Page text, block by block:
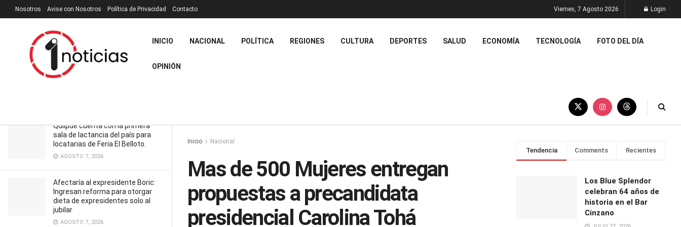
RECIENTES TENDENCIA Filtrar
Mas de 500 Mujeres entregan
propuestas a precandidata
presidencial Carolina Tohá
Quilpué cuenta con la primera
sala de lactancia del país para
locatarias de Feria El Belloto.
AGOSTO 7, 2026
Afectaría al expresidente Boric:
Ingresan reforma para otorgar
dieta de expresidentes solo al
jubilar
AGOSTO 7, 2026
Nosotros Avise con Nosotros Política de Privacidad Contacto Viernes, 7 Agosto 2026 Login
INICIO NACIONAL POLÍTICA REGIONES CULTURA DEPORTES SALUD ECONOMÍA TECNOLOGÍA FOTO DEL DÍA
OPINIÓN
Inicio Nacional
Mas de 500 Mujeres entregan
propuestas a precandidata
presidencial Carolina Tohá
Tendencia Comments Recientes
Los Blue Splendor
celebran 64 años de
historia en el Bar
Cinzano